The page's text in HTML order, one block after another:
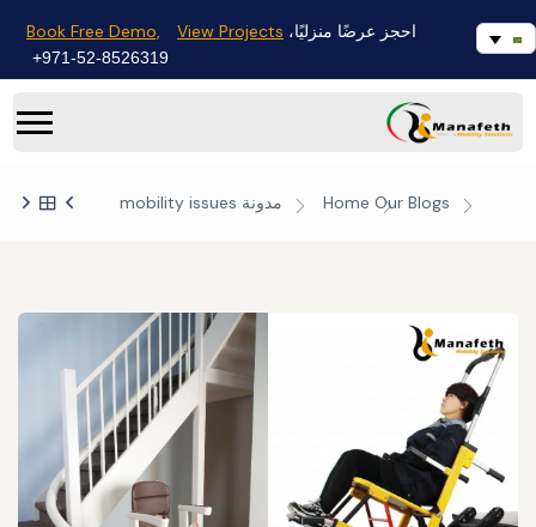
احجز عرضًا منزليًا، Book Free Demo, View Projects
971-52-8526319+
Home Our Blogs مدونة